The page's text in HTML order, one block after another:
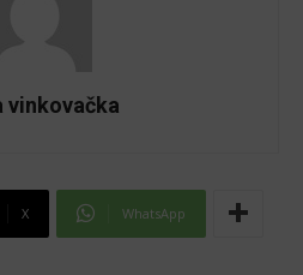
vinkovačka
X WhatsApp